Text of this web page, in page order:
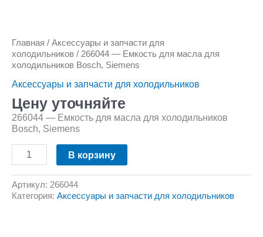
Главная / Аксессуары и запчасти для
холодильников / 266044 — Емкость для масла для
холодильников Bosch, Siemens
Аксессуары и запчасти для холодильников
Цену уточняйте
266044 — Емкость для масла для холодильников
Bosch, Siemens
В корзину
Артикул: 266044
Категория: Аксессуары и запчасти для холодильников